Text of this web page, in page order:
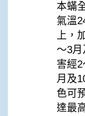
本蟎
氣溫
上，
～3
害經
月及
色可
達最